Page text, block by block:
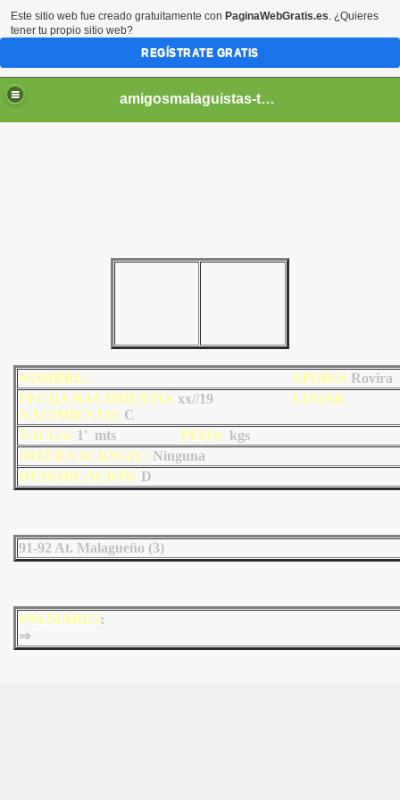
amigosmalaguistas-temporadas
NOMBRE: APODO: Rovira
FECHA NACIMIENTO: xx//19 LUGAR
NACIMIENTO: C
TALLA: 1' mts PESO: kgs
INTERNACIONAL: Ninguna
DEMARCACIÓN: D
91-92 At. Malagueño (3)
PALMARÉS:
⇒
Este sitio web fue creado gratuitamente con PaginaWebGratis.es. ¿Quieres
tener tu propio sitio web?
REGÍSTRATE GRATIS